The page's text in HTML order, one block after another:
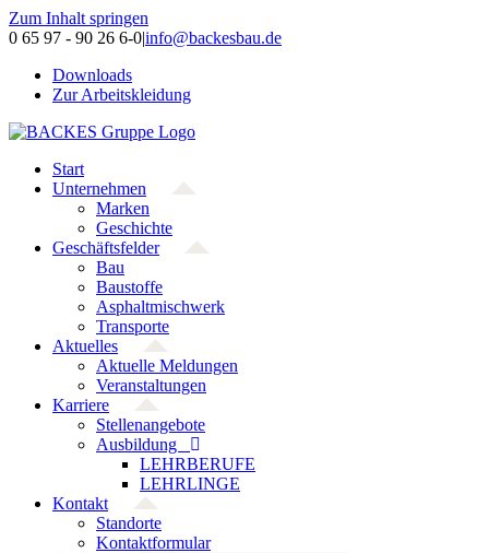
Zum Inhalt springen
0 65 97 - 90 26 6-0|info@backesbau.de
Downloads
Zur Arbeitskleidung
Start
Unternehmen
Marken
Geschichte
Geschäftsfelder
Bau
Baustoffe
Asphaltmischwerk
Transporte
Aktuelles
Aktuelle Meldungen
Veranstaltungen
Karriere
Stellenangebote
Ausbildung
LEHRBERUFE
LEHRLINGE
Kontakt
Standorte
Kontaktformular